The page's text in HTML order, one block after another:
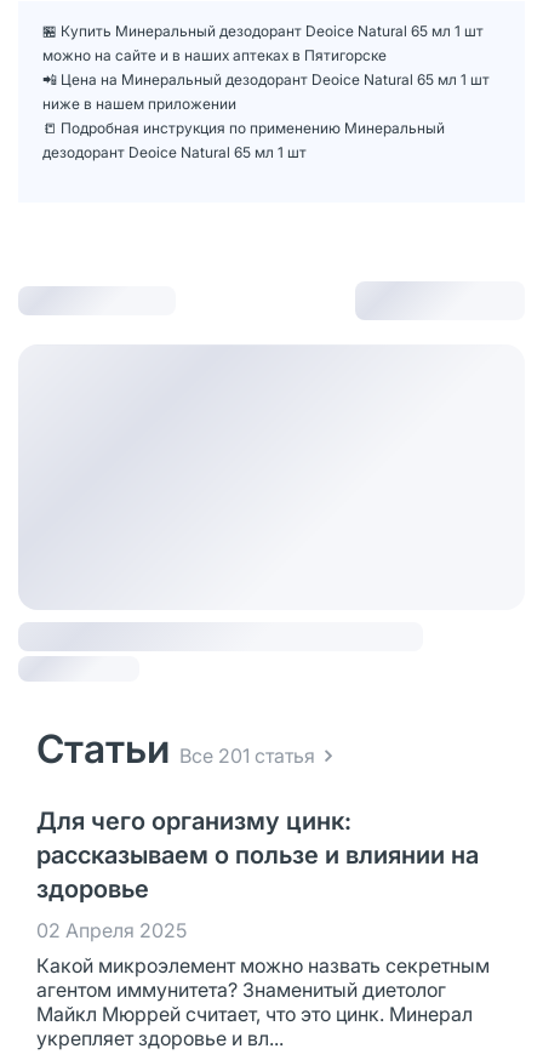
🏪 Купить Минеральный дезодорант Deoice Natural 65 мл 1 шт
можно на сайте и в наших аптеках в Пятигорске
📲 Цена на Минеральный дезодорант Deoice Natural 65 мл 1 шт
ниже в нашем приложении
📒 Подробная инструкция по применению Минеральный
дезодорант Deoice Natural 65 мл 1 шт
Статьи Все 201 статья
Для чего организму цинк:
рассказываем о пользе и влиянии на
здоровье
02 Апреля 2025
Какой микроэлемент можно назвать секретным
агентом иммунитета? Знаменитый диетолог
Майкл Мюррей считает, что это цинк. Минерал
укрепляет здоровье и вл...